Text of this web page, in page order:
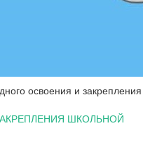
освоения и закрепления
ШКОЛЬНОЙ